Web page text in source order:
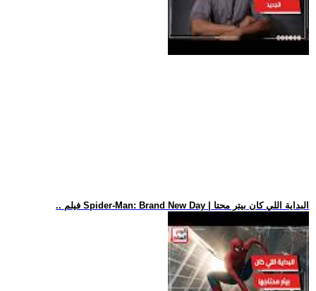
.. فيلم Spider-Man: Brand New Day | البداية اللي كان بيتر محتا